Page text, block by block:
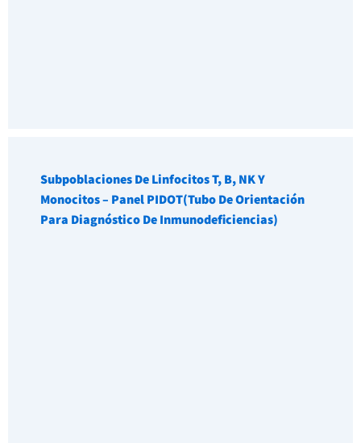
Subpoblaciones De Linfocitos T, B, NK Y
Monocitos – Panel PIDOT(Tubo De Orientación
Para Diagnóstico De Inmunodeficiencias)